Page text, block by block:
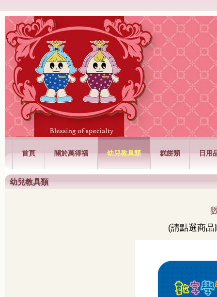
萬得福興業有限公司
首頁 關於萬得福 幼兒教具類 糕餅類 日用
幼兒教具類
(請點選商